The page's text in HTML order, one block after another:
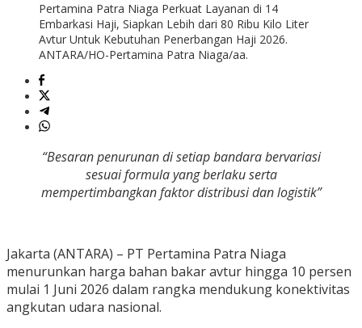
Pertamina Patra Niaga Perkuat Layanan di 14
Embarkasi Haji, Siapkan Lebih dari 80 Ribu Kilo Liter
Avtur Untuk Kebutuhan Penerbangan Haji 2026.
ANTARA/HO-Pertamina Patra Niaga/aa.
“Besaran penurunan di setiap bandara bervariasi
sesuai formula yang berlaku serta
mempertimbangkan faktor distribusi dan logistik”
Jakarta (ANTARA) – PT Pertamina Patra Niaga
menurunkan harga bahan bakar avtur hingga 10 persen
mulai 1 Juni 2026 dalam rangka mendukung konektivitas
angkutan udara nasional.